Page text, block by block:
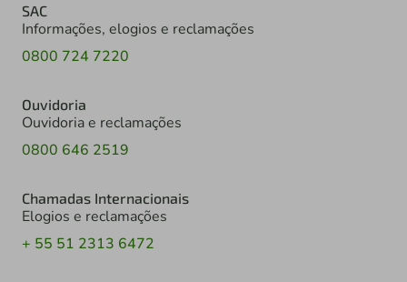
SAC
Informações, elogios e reclamações
0800 724 7220
Ouvidoria
Ouvidoria e reclamações
0800 646 2519
Chamadas Internacionais
Elogios e reclamações
+ 55 51 2313 6472